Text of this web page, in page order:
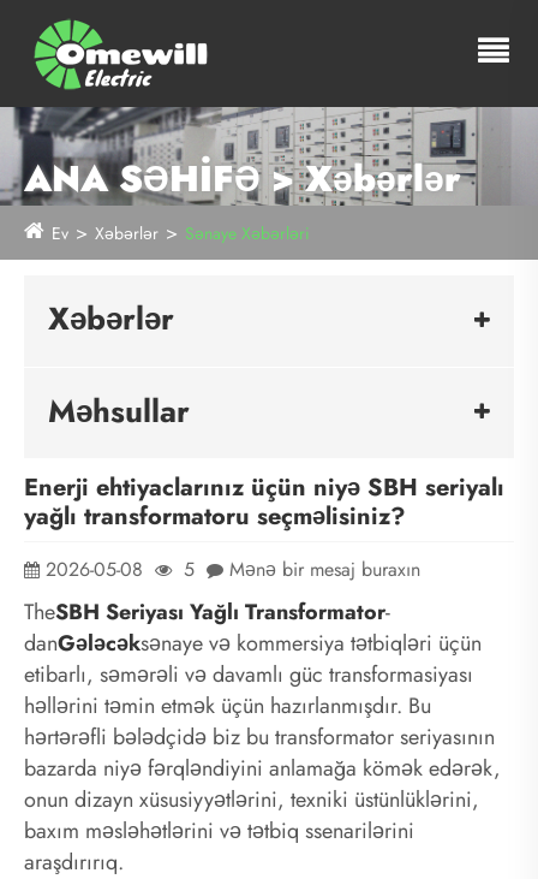
ANA SƏHİFƏ > Xəbərlər
Ev Xəbərlər Sənaye Xəbərləri
Xəbərlər
Məhsullar
Enerji ehtiyaclarınız üçün niyə SBH seriyalı
yağlı transformatoru seçməlisiniz?
2026-05-08 5 Mənə bir mesaj buraxın
TheSBH Seriyası Yağlı Transformator-
danGələcəksənaye və kommersiya tətbiqləri üçün
etibarlı, səmərəli və davamlı güc transformasiyası
həllərini təmin etmək üçün hazırlanmışdır. Bu
hərtərəfli bələdçidə biz bu transformator seriyasının
bazarda niyə fərqləndiyini anlamağa kömək edərək,
onun dizayn xüsusiyyətlərini, texniki üstünlüklərini,
baxım məsləhətlərini və tətbiq ssenarilərini
araşdırırıq.